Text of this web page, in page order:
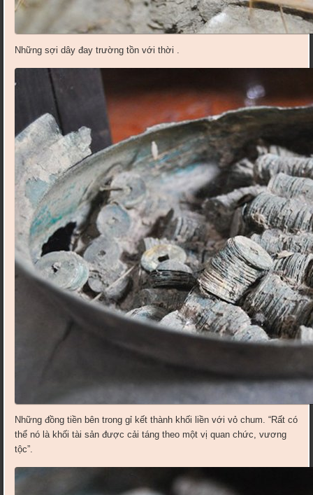
Những sợi dây đay trường tồn với thời .
Những đồng tiền bên trong gỉ kết thành khối liền với vỏ chum. “Rất có
thể nó là khối tài sản được cải táng theo một vị quan chức, vương
tộc”.